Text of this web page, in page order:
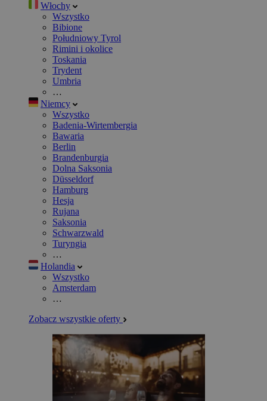
Włochy
Wszystko
Bibione
Południowy Tyrol
Rimini i okolice
Toskania
Trydent
Umbria
…
Niemcy
Wszystko
Badenia-Wirtembergia
Bawaria
Berlin
Brandenburgia
Dolna Saksonia
Düsseldorf
Hamburg
Hesja
Rujana
Saksonia
Schwarzwald
Turyngia
…
Holandia
Wszystko
Amsterdam
…
Zobacz wszystkie oferty